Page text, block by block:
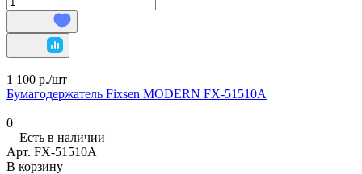
1 100 р./шт
Бумагодержатель Fixsen MODERN FX-51510A
0
Есть в наличии
Арт. FX-51510A
В корзину